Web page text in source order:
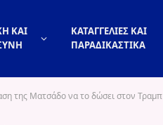
ΚΑΙ
ΚΑΤΑΓΓΕΛΙΕΣ ΚΑΙ
ΠΑΡΑΔΙΚΑΣΤΙΚΑ
της Ματσάδο να το δώσει στον Τραμπ